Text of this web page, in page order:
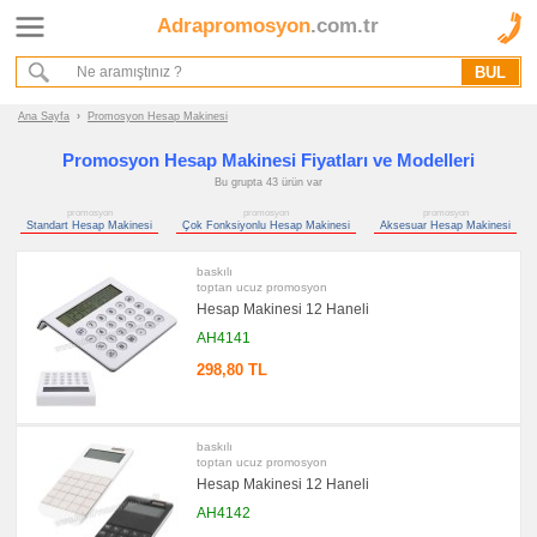
Adrapromosyon.com.tr
Ana Sayfa › Promosyon Hesap Makinesi
Promosyon Hesap Makinesi Fiyatları ve Modelleri
Bu grupta 43 ürün var
promosyon
Standart Hesap Makinesi
promosyon
Çok Fonksiyonlu Hesap Makinesi
promosyon
Aksesuar Hesap Makinesi
baskılı
toptan ucuz promosyon
Hesap Makinesi 12 Haneli
AH4141
298,80 TL
baskılı
toptan ucuz promosyon
Hesap Makinesi 12 Haneli
AH4142
Ana Sayfa
Hakkımızda
Kurumsal Hizmet Akışımız
Promosyon
Ürünleri
Hesap
Makinesi
promosyon
Standart
Hesap
Makinesi
promosyon
Hesap
Makinesi
promosyon
Aksesuar
Hesap
Makinesi